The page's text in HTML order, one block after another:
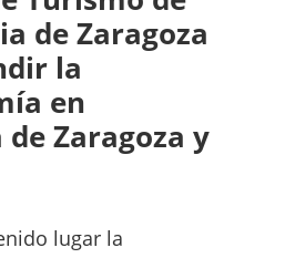
de Zaragoza
la
en
Zaragoza y
lugar la